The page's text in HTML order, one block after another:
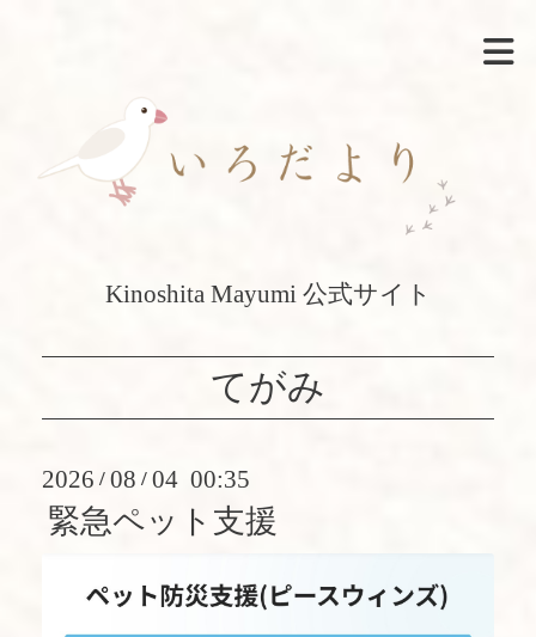
Kinoshita Mayumi 公式サイト
てがみ
2026 / 08 / 04 00:35
緊急ペット支援